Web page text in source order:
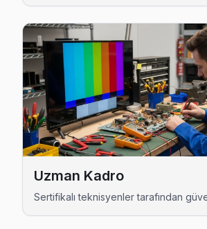
Esenler Hisense Servis
Hisense TV'niz Esenler'de arıza
Esenler Hisense Açılmıyor Arıza →
Esenyalı Hisense Servis
Esenyalı mahallesinde Hisense TV
Hisense Servis Merkezi →
Fatih Hisense Servis
Uzman Kadro
Sertifikalı teknisyenler tarafından